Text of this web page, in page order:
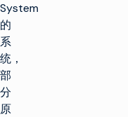
System
的
系
统，
部
分
原